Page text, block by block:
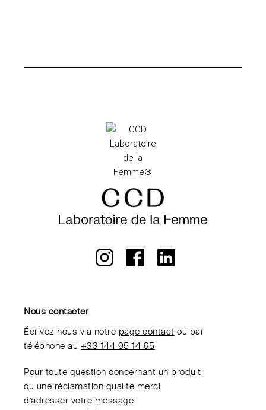
Nous contacter
Écrivez-nous via notre page contact ou par
téléphone au +33 144 95 14 95
Pour toute question concernant un produit
ou une réclamation qualité merci
d’adresser votre message